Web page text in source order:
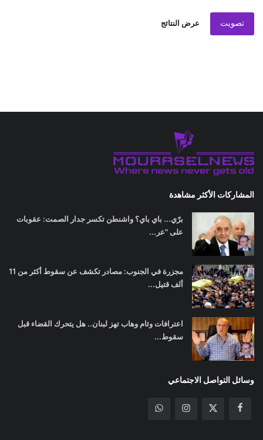
تصويت عرض النتائج
المشاركات الأكثر مشاهدة
برّي... باي باي؟ واشنطن تكسر جدار الصمت: عقوبات
على "عر...
مجزرة في الجنوب: مصادر تكشف عن سقوط أكثر من 11
ألف قتيل...
اعترافات وئام وهاب تهز لبنان.. هل يتحرك القضاء قبل
سقوط...
وسائل التواصل الاجتماعي